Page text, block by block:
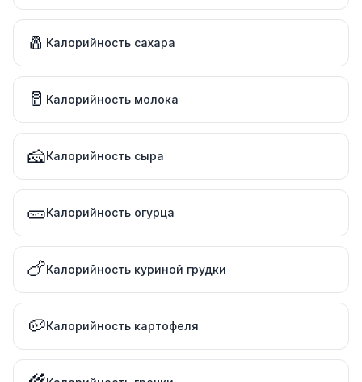
🧂 Калорийность сахара
🥛 Калорийность молока
🧀Калорийность сыра
🥒Калорийность огурца
🍗Калорийность куриной грудки
🥔Калорийность картофеля